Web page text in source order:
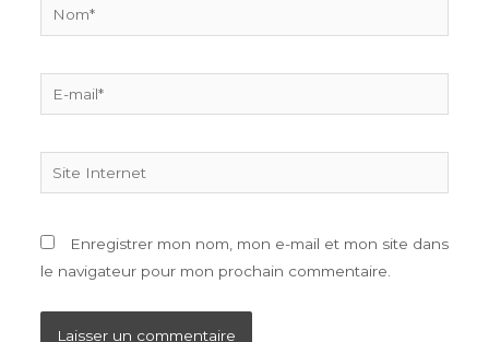
mail*
Site
Internet
Enregistrer mon nom, mon e-mail et mon site dans
le navigateur pour mon prochain commentaire.